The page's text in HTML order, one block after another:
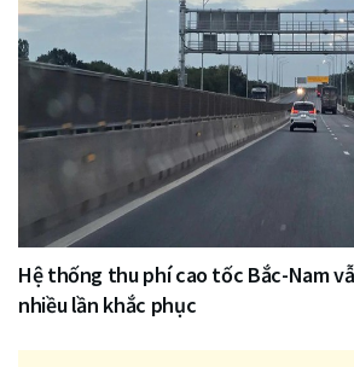
Hệ thống thu phí cao tốc Bắc-Nam
nhiều lần khắc phục